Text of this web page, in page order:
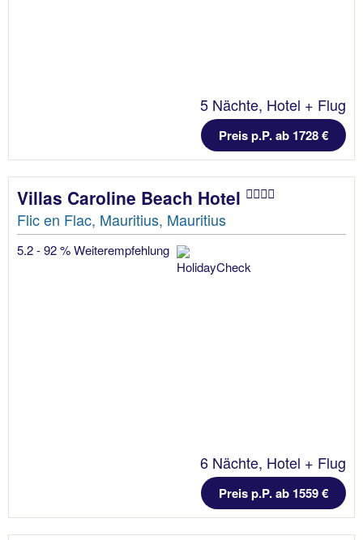
5 Nächte, Hotel + Flug
Preis p.P. ab 1728 €
Villas Caroline Beach Hotel
Flic en Flac, Mauritius, Mauritius
5.2 - 92 % Weiterempfehlung
6 Nächte, Hotel + Flug
Preis p.P. ab 1559 €